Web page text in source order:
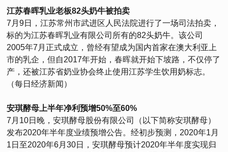
江苏春晖乳业老板82头奶牛被拍卖
7月9日，江苏常州市武进区人民法院进行了一场司法拍卖，
标的为江苏春晖乳业有限公司所有的82头奶牛。该公司
2005年7月正式成立，曾经有望成为国内首家在澳大利亚上
市的乳企，但自2017年开始，春晖就开始下坡路，不仅停了
产，还被江苏省奶业协会终止使用江苏学生饮用奶标志。
（每日经济新闻）
安琪酵母上半年净利预增50%至60%
7月10日晚，安琪酵母股份有限公司（以下简称安琪酵母）
发布2020年半年度业绩预增公告。经初步预测，2020年1月
1日至2020年6月30日，安琪酵母预计2020年半年度实现归